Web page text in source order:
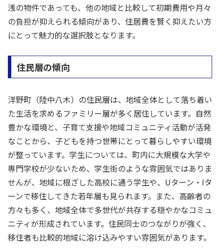
浅の物件であっても、他の地域と比較して初期費用や月々
の負担が抑えられる傾向があり、住居費を賢く抑えたい方
にとって魅力的な選択肢となります。
住民層の傾向
洋野町（陸中八木）の住民層は、地域全体として落ち着い
た生活を求めるファミリー層が多く居住しています。自然
豊かな環境と、子育て支援や地域コミュニティ活動が活発
なことから、子どもを持つ世帯にとって暮らしやすい環境
が整っています。学生については、町内に大規模な大学や
専門学校が少ないため、学生街のような雰囲気ではありま
せんが、地域に根ざした高校に通う学生や、Uターン・Iタ
ーンで移住してきた若年層も見られます。また、高齢者の
方々も多く、地域全体で多世代が共存する穏やかなコミュ
ニティが形成されています。住民同士のつながりが強く、
移住者も比較的地域に溶け込みやすい雰囲気があります。